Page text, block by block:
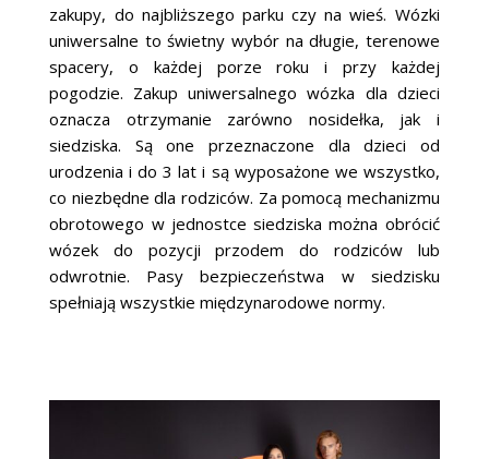
zakupy, do najbliższego parku czy na wieś. Wózki
uniwersalne to świetny wybór na długie, terenowe
spacery, o każdej porze roku i przy każdej
pogodzie. Zakup uniwersalnego wózka dla dzieci
oznacza otrzymanie zarówno nosidełka, jak i
siedziska. Są one przeznaczone dla dzieci od
urodzenia i do 3 lat i są wyposażone we wszystko,
co niezbędne dla rodziców. Za pomocą mechanizmu
obrotowego w jednostce siedziska można obrócić
wózek do pozycji przodem do rodziców lub
odwrotnie. Pasy bezpieczeństwa w siedzisku
spełniają wszystkie międzynarodowe normy.